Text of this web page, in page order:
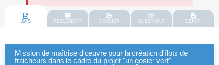
AVIS REGLEMENT DOSSIER QUESTIONS DEPOT
Mission de maîtrise d'oeuvre pour la création d'îlots de
fraicheurs dans le cadre du projet "un gosier vert"